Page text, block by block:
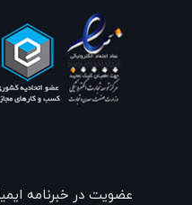
عضویت در خبرنامه